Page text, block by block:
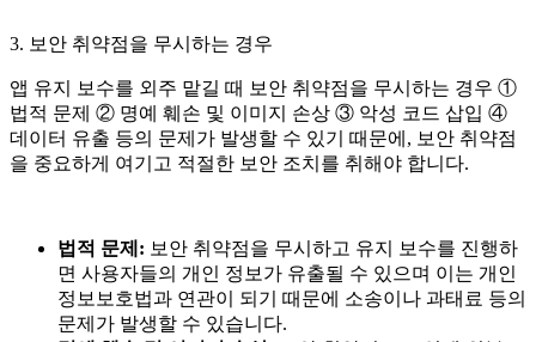
3. 보안 취약점을 무시하는 경우
앱 유지 보수를 외주 맡길 때 보안 취약점을 무시하는 경우 ①
법적 문제 ② 명예 훼손 및 이미지 손상 ③ 악성 코드 삽입 ④
데이터 유출 등의 문제가 발생할 수 있기 때문에, 보안 취약점
을 중요하게 여기고 적절한 보안 조치를 취해야 합니다.
법적 문제: 보안 취약점을 무시하고 유지 보수를 진행하
면 사용자들의 개인 정보가 유출될 수 있으며 이는 개인
정보보호법과 연관이 되기 때문에 소송이나 과태료 등의
문제가 발생할 수 있습니다.